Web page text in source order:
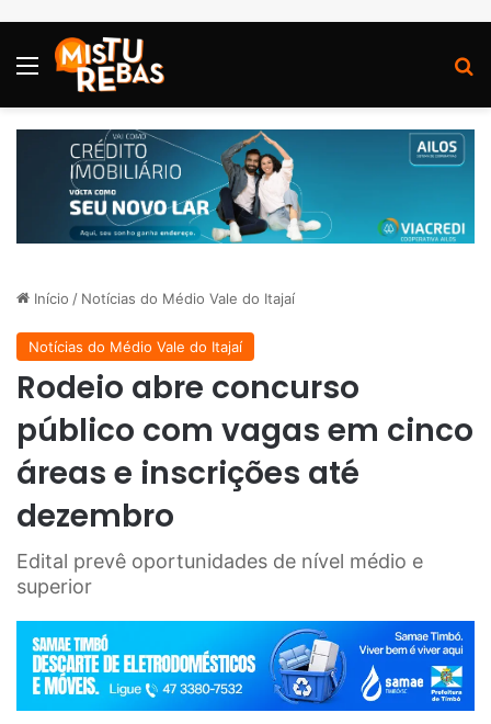
Menu
Início / Notícias do Médio Vale do Itajaí
Notícias do Médio Vale do Itajaí
Rodeio abre concurso
público com vagas em cinco
áreas e inscrições até
dezembro
Edital prevê oportunidades de nível médio e
superior